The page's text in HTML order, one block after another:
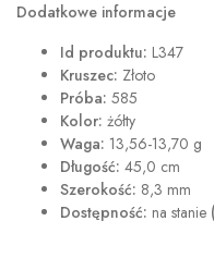
Dodatkowe informacje
Id produktu: L347
Kruszec: Złoto
Próba: 585
Kolor: żółty
Waga: 13,56-13,70 g
Długość: 45,0 cm
Szerokość: 8,3 mm
Dostępność: na stanie